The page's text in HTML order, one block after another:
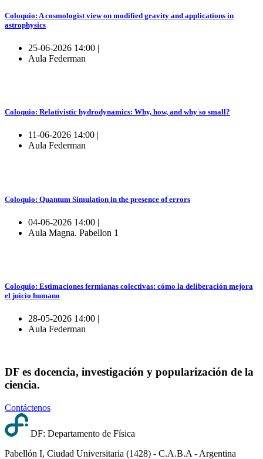
Coloquio: A cosmologist view on modified gravity and applications in
astrophysics
25-06-2026 14:00 |
Aula Federman
Coloquio: Relativistic hydrodynamics: Why, how, and why so small?
11-06-2026 14:00 |
Aula Federman
Coloquio: Quantum Simulation in the presence of errors
04-06-2026 14:00 |
Aula Magna. Pabellon 1
Coloquio: Estimaciones fermianas colectivas: cómo la deliberación mejora
el juicio humano
28-05-2026 14:00 |
Aula Federman
DF es docencia, investigación y popularización de la
ciencia.
Contáctenos
DF: Departamento de Física
Pabellón I, Ciudad Universitaria (1428) - C.A.B.A - Argentina